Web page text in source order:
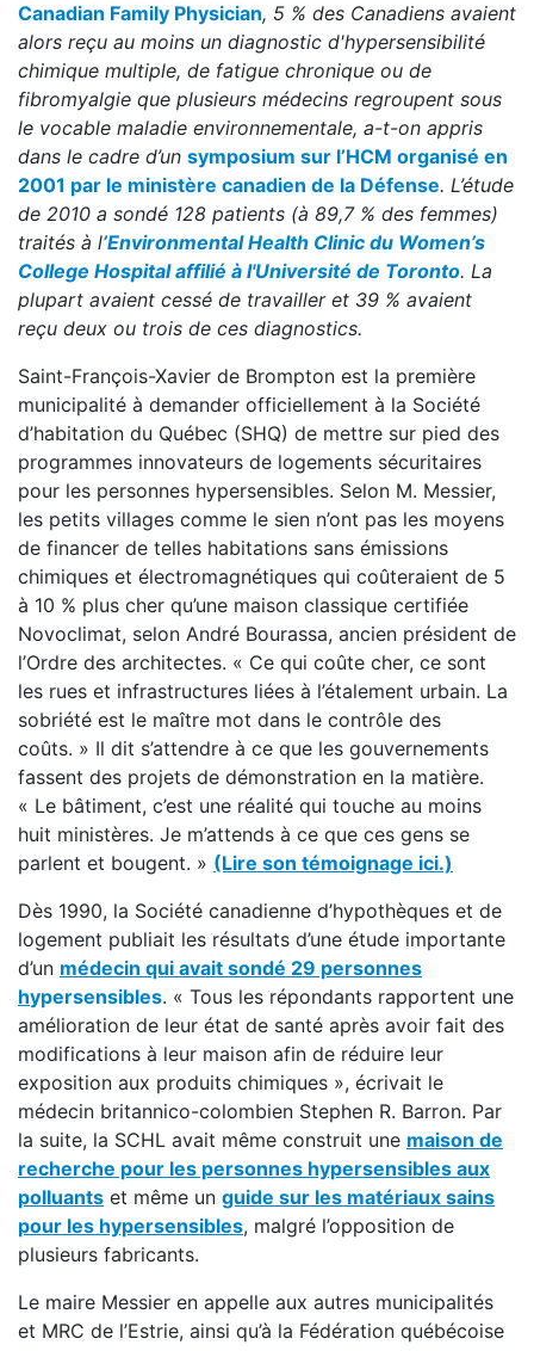
Canadian Family Physician, 5 % des Canadiens avaient
alors reçu au moins un diagnostic d'hypersensibilité
chimique multiple, de fatigue chronique ou de
fibromyalgie que plusieurs médecins regroupent sous
le vocable maladie environnementale, a-t-on appris
dans le cadre d’un symposium sur l’HCM organisé en
2001 par le ministère canadien de la Défense. L’étude
de 2010 a sondé 128 patients (à 89,7 % des femmes)
traités à l’Environmental Health Clinic du Women’s
College Hospital affilié à l'Université de Toronto. La
plupart avaient cessé de travailler et 39 % avaient
reçu deux ou trois de ces diagnostics.
Saint-François-Xavier de Brompton est la première
municipalité à demander officiellement à la Société
d’habitation du Québec (SHQ) de mettre sur pied des
programmes innovateurs de logements sécuritaires
pour les personnes hypersensibles. Selon M. Messier,
les petits villages comme le sien n’ont pas les moyens
de financer de telles habitations sans émissions
chimiques et électromagnétiques qui coûteraient de 5
à 10 % plus cher qu’une maison classique certifiée
Novoclimat, selon André Bourassa, ancien président de
l’Ordre des architectes. « Ce qui coûte cher, ce sont
les rues et infrastructures liées à l’étalement urbain. La
sobriété est le maître mot dans le contrôle des
coûts. » Il dit s’attendre à ce que les gouvernements
fassent des projets de démonstration en la matière.
« Le bâtiment, c’est une réalité qui touche au moins
huit ministères. Je m’attends à ce que ces gens se
parlent et bougent. » (Lire son témoignage ici.)
Dès 1990, la Société canadienne d’hypothèques et de
logement publiait les résultats d’une étude importante
d’un médecin qui avait sondé 29 personnes
hypersensibles. « Tous les répondants rapportent une
amélioration de leur état de santé après avoir fait des
modifications à leur maison afin de réduire leur
exposition aux produits chimiques », écrivait le
médecin britannico-colombien Stephen R. Barron. Par
la suite, la SCHL avait même construit une maison de
recherche pour les personnes hypersensibles aux
polluants et même un guide sur les matériaux sains
pour les hypersensibles, malgré l’opposition de
plusieurs fabricants.
Le maire Messier en appelle aux autres municipalités
et MRC de l’Estrie, ainsi qu’à la Fédération québécoise